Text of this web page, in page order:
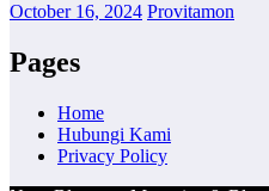
October 16, 2024 Provitamon
Pages
Home
Hubungi Kami
Privacy Policy